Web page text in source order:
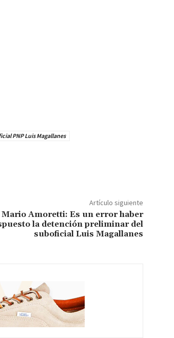
PNP Luis Magallanes
Artículo siguiente
Mario Amoretti: Es un error haber
la detención preliminar del
suboficial Luis Magallanes